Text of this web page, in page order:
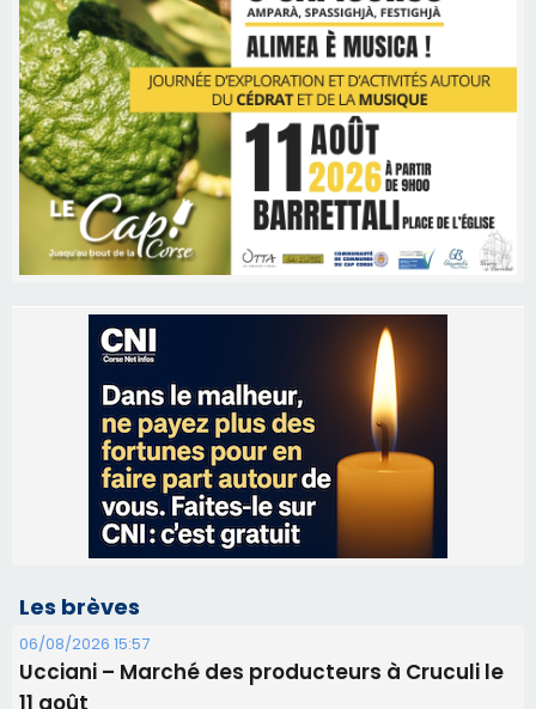
Les brèves
06/08/2026 15:57
Ucciani – Marché des producteurs à Cruculi le
06/08/2026 15:25
Corte – L’association A Nuciola organise une
06/08/2026 15:04
Alata - Soirée Tango Argentin au stade de San
Benedetto